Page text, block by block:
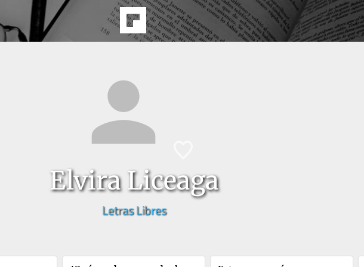
Elvira Liceaga
Letras Libres